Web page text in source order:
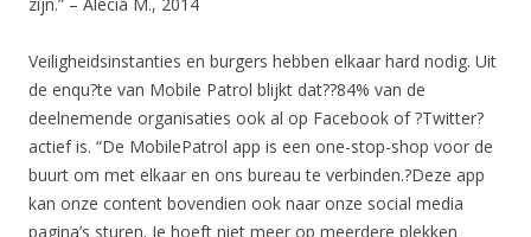
Veiligheidsinstanties en burgers hebben elkaar hard nodig. Uit
de enqu?te van Mobile Patrol blijkt dat??84% van de
deelnemende organisaties ook al op Facebook of ?Twitter?
actief is. “De MobilePatrol app is een one-stop-shop voor de
buurt om met elkaar en ons bureau te verbinden.?Deze app
kan onze content bovendien ook naar onze social media
pagina’s sturen. Je hoeft niet meer op meerdere plekken